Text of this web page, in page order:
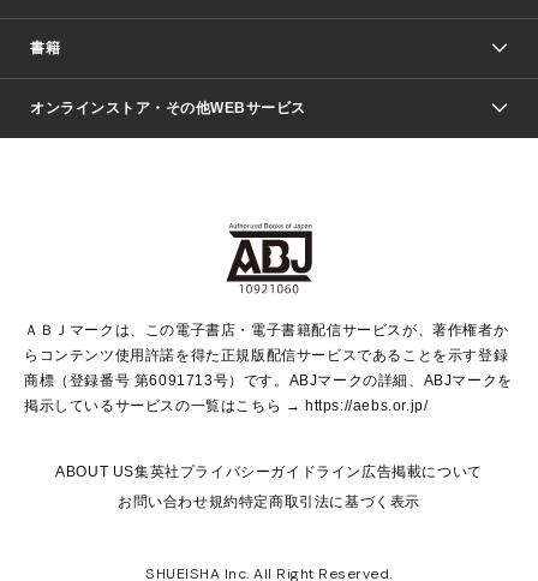
Vジャンプ
ジャンプルーキー！
ジャンプTOON
S-MANGA
集英社ジャンプリミックス
集英社コミック文庫
週刊ヤングジャンプ
ウルトラジャンプ
少女マンガ
リマコミ＋
マンガMeets
月刊オフィスユー
Seventeen
LEE
Marisol
T JAPAN:The New York Times Style Magazine
MEN'S NON-NO WEB
芸能・情報・スポーツ
パラスポ＋！
書籍
文芸・文庫・総合
青春と読書
アジア人物史
集英社新書
集英社新書プラス
よみタイ
ライトノベル・ノベライズ
集英社Webマガジン Cobalt
集英社オレンジ文庫
シフォン文庫
JUMP j BOOKS
集英社みらい文庫
S-KIDS.LAND
オンラインストア・その他WEBサービス
SHUEISHA MANGA-ART HERITAGE
HAPPY PLUS STORE
shueisha vox
SHOP Marisol
EDITOR'S LAB
ＡＢＪマークは、この電子書店・電子書籍配信サービスが、著作権者か
らコンテンツ使用許諾を得た正規版配信サービスであることを示す登録
商標（登録番号 第6091713号）です。ABJマークの詳細、ABJマークを
掲示しているサービスの一覧はこちら → https://aebs.or.jp/
ABOUT US集英社プライバシーガイドライン 広告掲載について
お問い合わせ規約特定商取引法に基づく表示
SHUEISHA Inc. All Right Reserved.